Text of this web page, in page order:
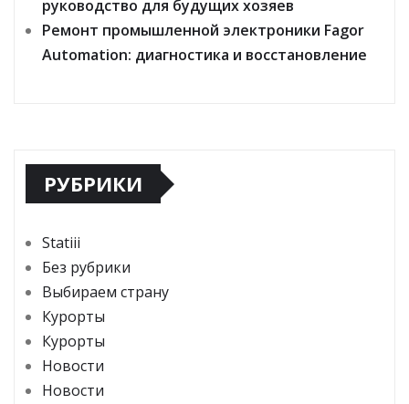
руководство для будущих хозяев
Ремонт промышленной электроники Fagor
Automation: диагностика и восстановление
РУБРИКИ
Statiii
Без рубрики
Выбираем страну
Курорты
Курорты
Новости
Новости